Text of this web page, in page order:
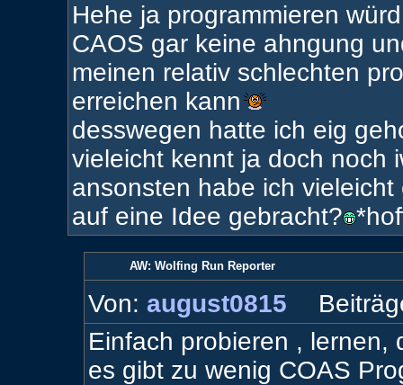
Hehe ja programmieren
CAOS gar keine ahngung
meinen relativ schlechten
erreichen kann
desswegen hatte ich eig
vieleicht kennt ja doch noch
ansonsten habe ich
auf eine Idee gebracht?
AW: Wolfing Run Reporter
Von: august0815
Einfach probieren , lernen,
es gibt zu wenig COAS